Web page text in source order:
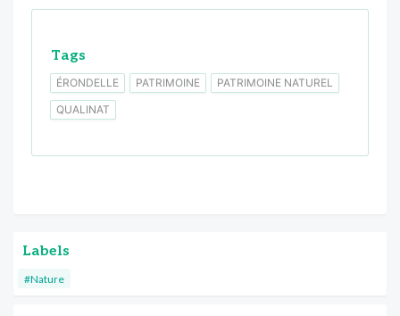
Tags
ÉRONDELLE PATRIMOINE
PATRIMOINE NATUREL
QUALINAT
Labels
#Nature